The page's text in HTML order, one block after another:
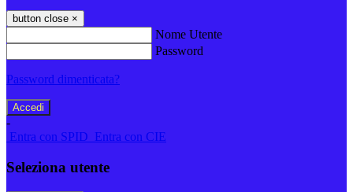
button close ×
Nome Utente
Password
Password dimenticata?
-
Entra con SPID Entra con CIE
Seleziona utente